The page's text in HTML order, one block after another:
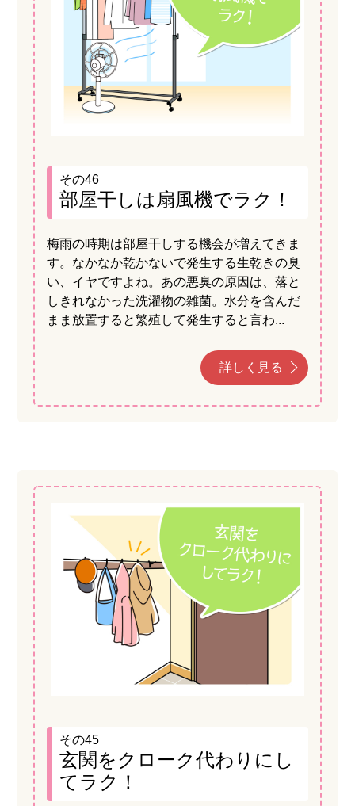
その46
部屋干しは扇風機でラク！
梅雨の時期は部屋干しする機会が増えてきま
す。なかなか乾かないで発生する生乾きの臭
い、イヤですよね。あの悪臭の原因は、落と
しきれなかった洗濯物の雑菌。水分を含んだ
まま放置すると繁殖して発生すると言わ...
詳しく見る
その45
玄関をクローク代わりにし
てラク！